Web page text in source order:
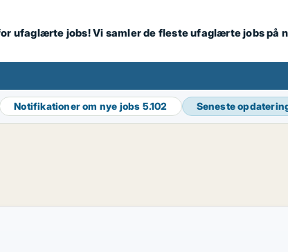
ufaglærte jobs! Vi samler de fleste ufaglærte jobs på
Notifikationer om nye jobs 5.102 Seneste